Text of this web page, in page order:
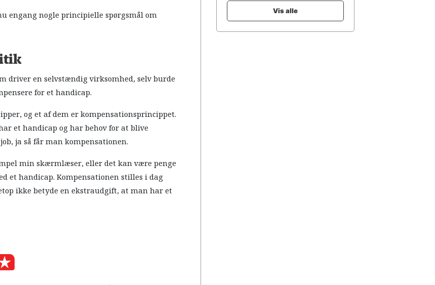
engang nogle principielle spørgsmål om
driver en selvstændig virksomhed, selv burde
for et handicap.
og et af dem er kompensationsprincippet.
et handicap og har behov for at blive
ja så får man kompensationen.
min skærmlæser, eller det kan være penge
et handicap. Kompensationen stilles i dag
ikke betyde en ekstraudgift, at man har et
Vis alle